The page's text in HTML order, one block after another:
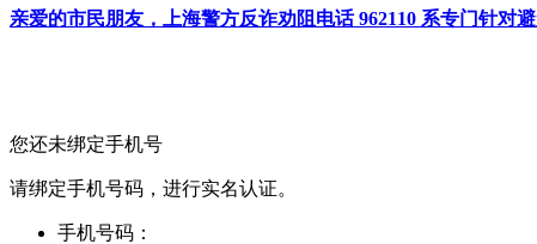
亲爱的市民朋友，上海警方反诈劝阻电话 962110 系专门针对
您还未绑定手机号
请绑定手机号码，进行实名认证。
手机号码：